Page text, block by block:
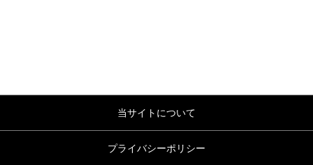
当サイトについて
プライバシーポリシー